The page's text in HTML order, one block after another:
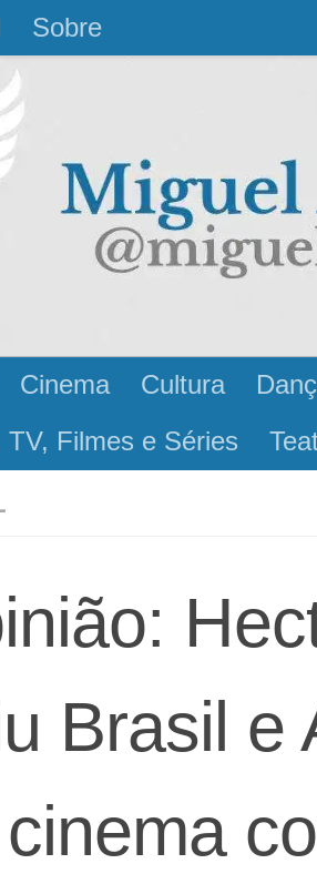
Sobre
Cinema Cultura
TV, Filmes e Séries
Brasil e